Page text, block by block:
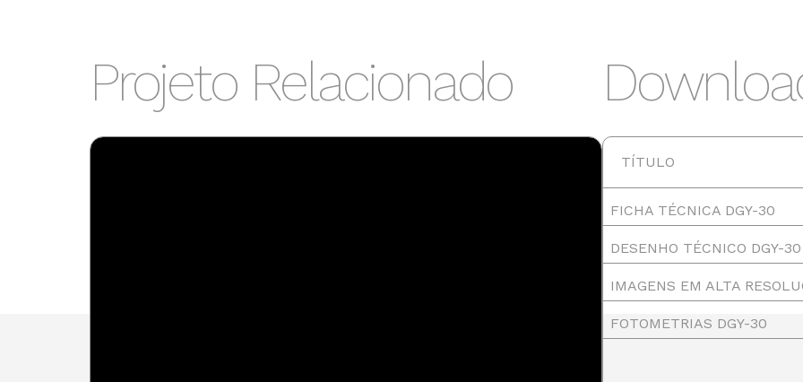
Projeto Relacionado
TÍTULO
FICHA TÉCNICA DGY-30
DESENHO TÉCNICO DGY-30
IMAGENS EM ALTA
FOTOMETRIAS DGY-30